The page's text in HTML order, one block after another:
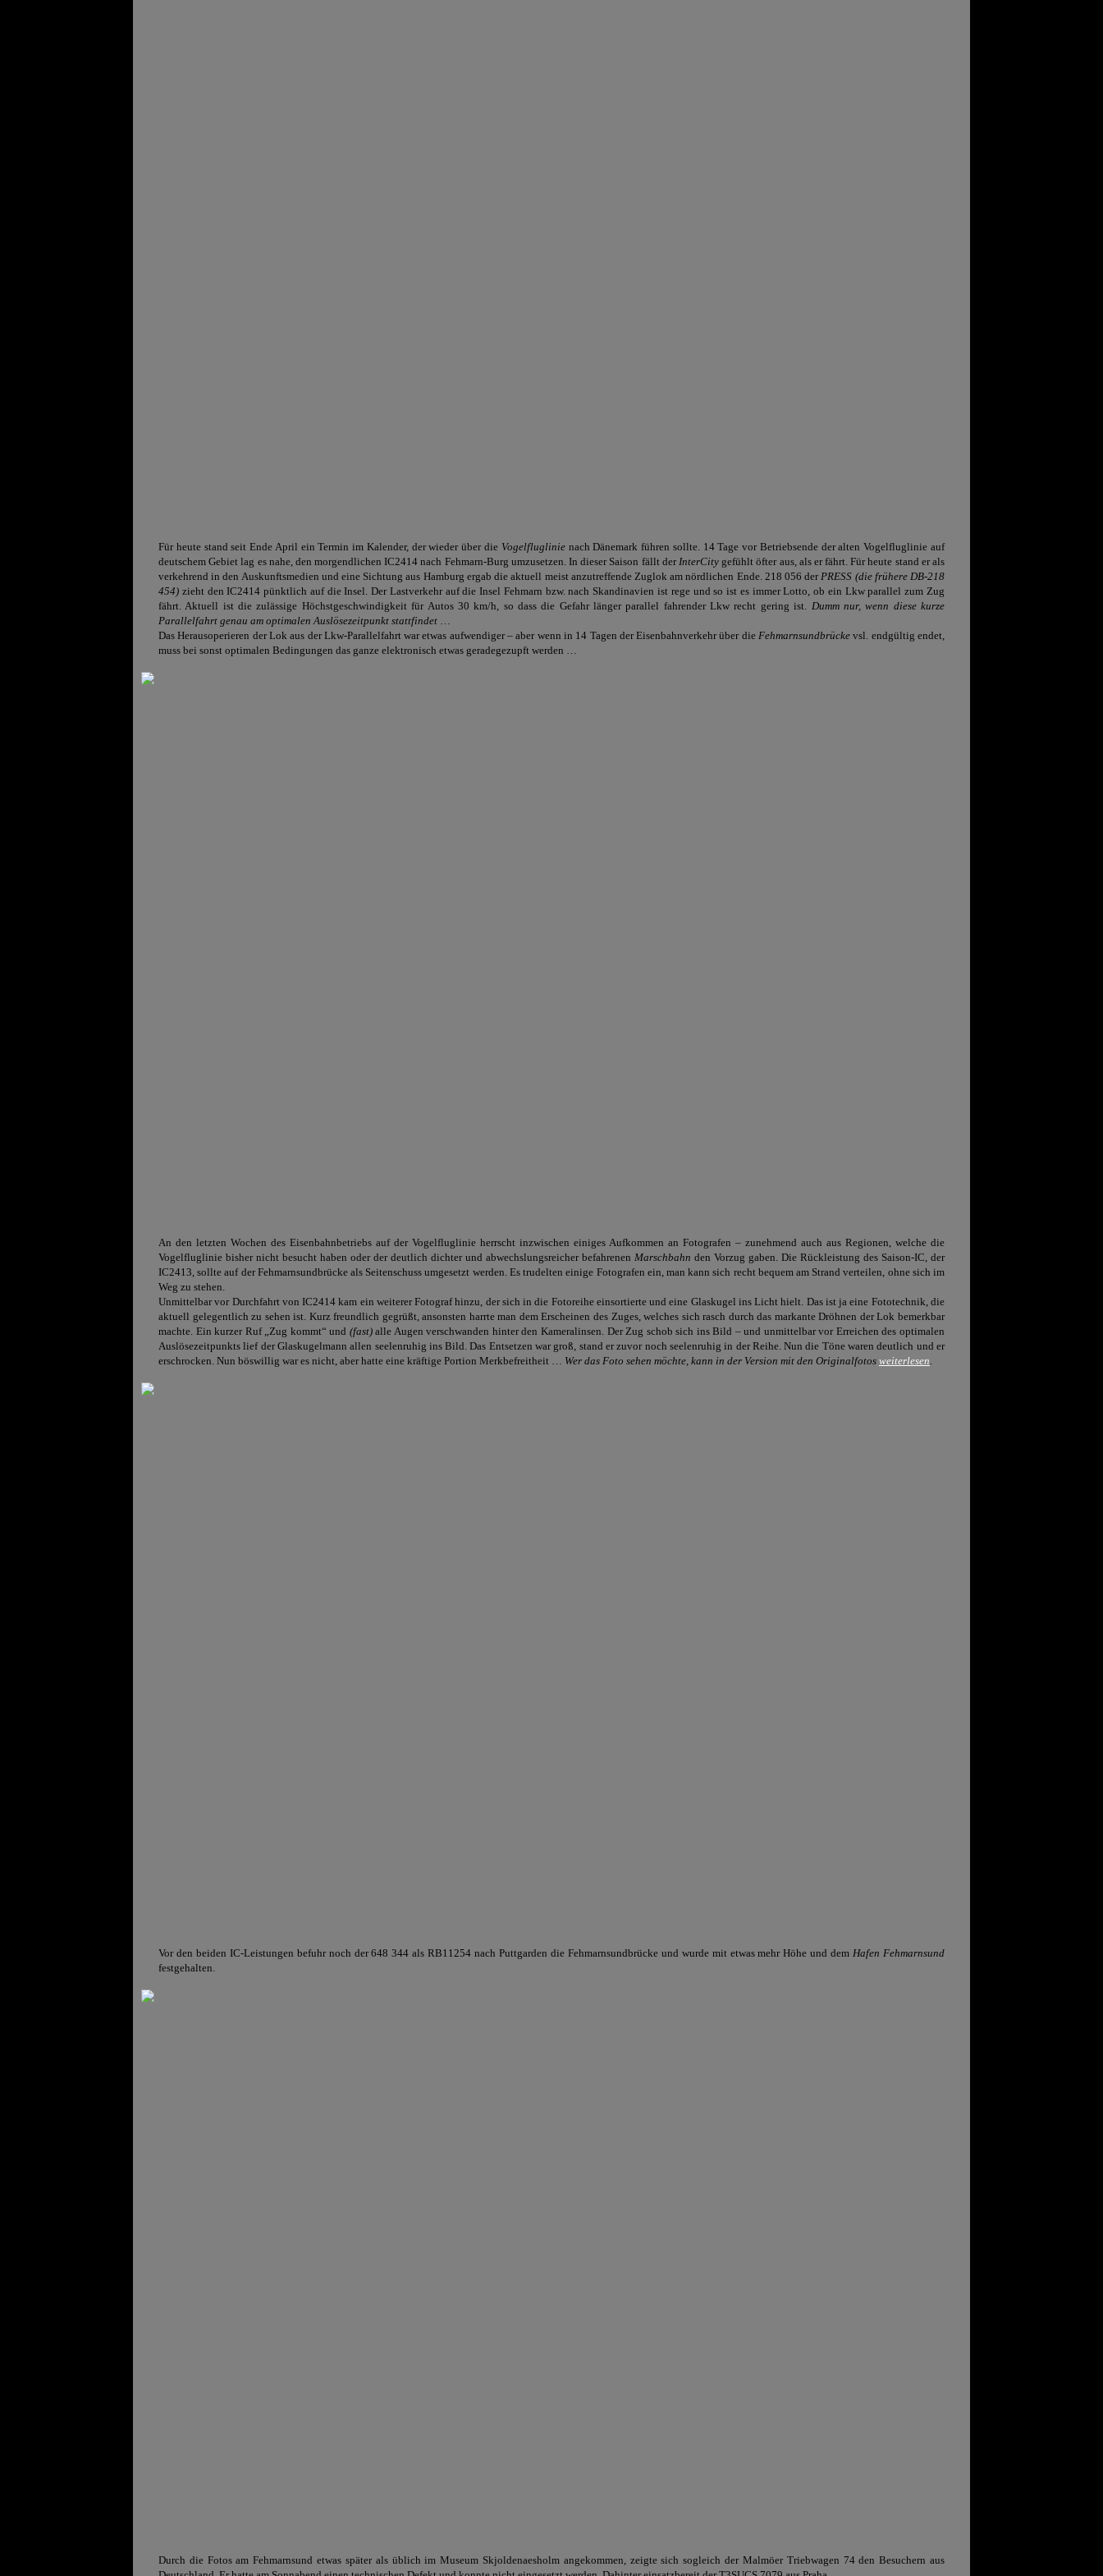
Für heute stand seit Ende April ein Termin im Kalender, der wieder über die Vogelfluglinienach Dänemark führen sollte. 14 Tage vor Betriebsende der alten Vogelfluglinie auf
deutschem Gebiet lag es nahe, den morgendlichen IC2414 nach Fehmarn-Burg umzusetzen. In dieser Saison fällt derInterCitygefühlt öfter aus, als er fährt. Für heute stand er als
verkehrend in den Auskunftsmedien und eine Sichtung aus Hamburg ergab die aktuell meist anzutreffende Zuglok am nördlichen Ende. 218 056 derPRESS (die frühere DB-218
454) zieht den IC2414 pünktlich auf die Insel. Der Lastverkehr auf die Insel Fehmarn bzw. nach Skandinavien ist rege und so ist es immer Lotto, ob ein Lkw parallel zum Zug
fährt. Aktuell ist die zulässige Höchstgeschwindigkeit für Autos 30 km/h, so dass die Gefahr länger parallel fahrender Lkw recht gering ist. Dumm nur, wenn diese kurze
Parallelfahrt genau am optimalen Auslösezeitpunkt stattfindet …
Das Herausoperieren der Lok aus der Lkw-Parallelfahrt war etwas aufwendiger – aber wenn in 14 Tagen der Eisenbahnverkehr über dieFehmarnsundbrücke vsl. endgültig endet,
muss bei sonst optimalen Bedingungen das ganze elektronisch etwas geradegezupft werden …
An den letzten Wochen des Eisenbahnbetriebs auf der Vogelfluglinie herrscht inzwischen einiges Aufkommen an Fotografen – zunehmend auch aus Regionen, welche die
Vogelfluglinie bisher nicht besucht haben oder der deutlich dichter und abwechslungsreicher befahrenen Marschbahn den Vorzug gaben. Die Rückleistung des Saison-IC, der
IC2413, sollte auf der Fehmarnsundbrücke als Seitenschuss umgesetzt werden. Es trudelten einige Fotografen ein, man kann sich recht bequem am Strand verteilen, ohne sich im
Weg zu stehen.
Unmittelbar vor Durchfahrt von IC2414 kam ein weiterer Fotograf hinzu, der sich in die Fotoreihe einsortierte und eine Glaskugel ins Licht hielt. Das ist ja eine Fototechnik, die
aktuell gelegentlich zu sehen ist. Kurz freundlich gegrüßt, ansonsten harrte man dem Erscheinen des Zuges, welches sich rasch durch das markante Dröhnen der Lok bemerkbar
machte. Ein kurzer Ruf „Zug kommt“ und (fast)alle Augen verschwanden hinter den Kameralinsen. Der Zug schob sich ins Bild – und unmittelbar vor Erreichen des optimalen
Auslösezeitpunkts lief der Glaskugelmann allen seelenruhig ins Bild. Das Entsetzen war groß, stand er zuvor noch seelenruhig in der Reihe. Nun die Töne waren deutlich und er
erschrocken. Nun böswillig war es nicht, aber hatte eine kräftige Portion Merkbefreitheit … Wer das Foto sehen möchte, kann in der Version mit den Originalfotos weiterlesen.
Vor den beiden IC-Leistungen befuhr noch der 648 344 als RB11254 nach Puttgarden die Fehmarnsundbrücke und wurde mit etwas mehr Höhe und demHafen Fehmarnsund
festgehalten.
Durch die Fotos am Fehmarnsund etwas später als üblich im Museum Skjoldenaesholm angekommen, zeigte sich sogleich der Malmöer Triebwagen 74 den Besuchern aus